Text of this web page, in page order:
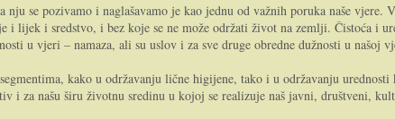
se pozivamo i naglašavamo je kao jednu od važnih poruka naše
lijek i sredstvo, i bez koje se ne može održati život na zemlji. Čistoća i
u vjeri – namaza, ali su uslov i za sve druge obredne dužnosti u našoj
kako u održavanju lične higijene, tako i u održavanju
i za našu širu životnu sredinu u kojoj se realizuje naš javni, društveni,